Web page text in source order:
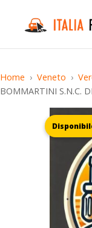
Home Veneto
BOMMARTINI S.N.C.